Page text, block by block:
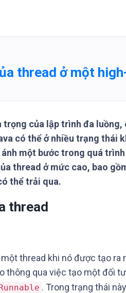
thread ở một
của lập trình đa luồng,
có thể ở nhiều trạng thái
một bước trong quá
thread ở mức cao, bao
thể trải qua.
thread
thread khi nó được tạo
thông qua việc tạo một đối
. Trong trạng thái